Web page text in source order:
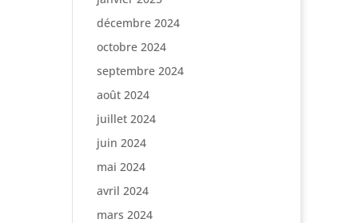
décembre 2024
octobre 2024
septembre 2024
août 2024
juillet 2024
juin 2024
mai 2024
avril 2024
mars 2024